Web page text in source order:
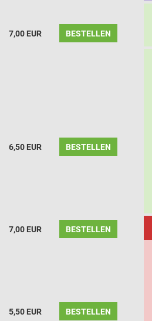
7,00 EUR BESTELLEN
6,50 EUR BESTELLEN
7,00 EUR BESTELLEN
5,50 EUR BESTELLEN